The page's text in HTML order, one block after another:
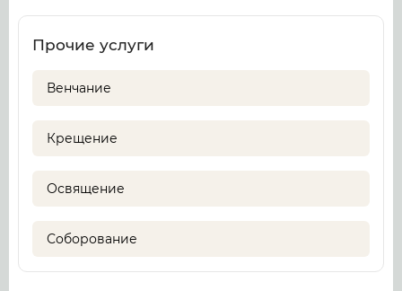
Прочие услуги
Венчание
Крещение
Освящение
Соборование